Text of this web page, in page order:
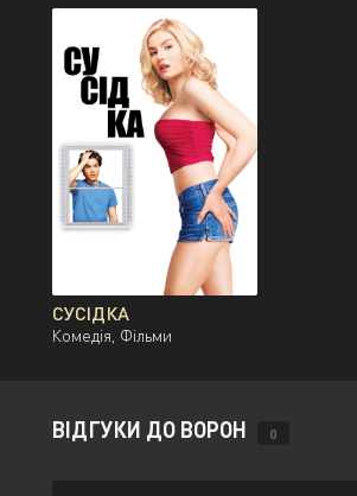
СУСІДКА
Комедія, Фільми
ВІДГУКИ ДО ВОРОН 0